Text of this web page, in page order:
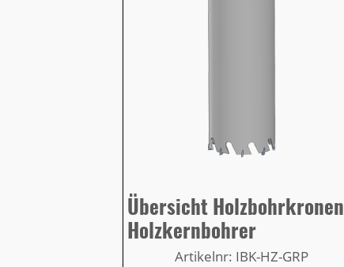
Übersicht Holzbohrkronen
Holzkernbohrer
Artikelnr: IBK-HZ-GRP